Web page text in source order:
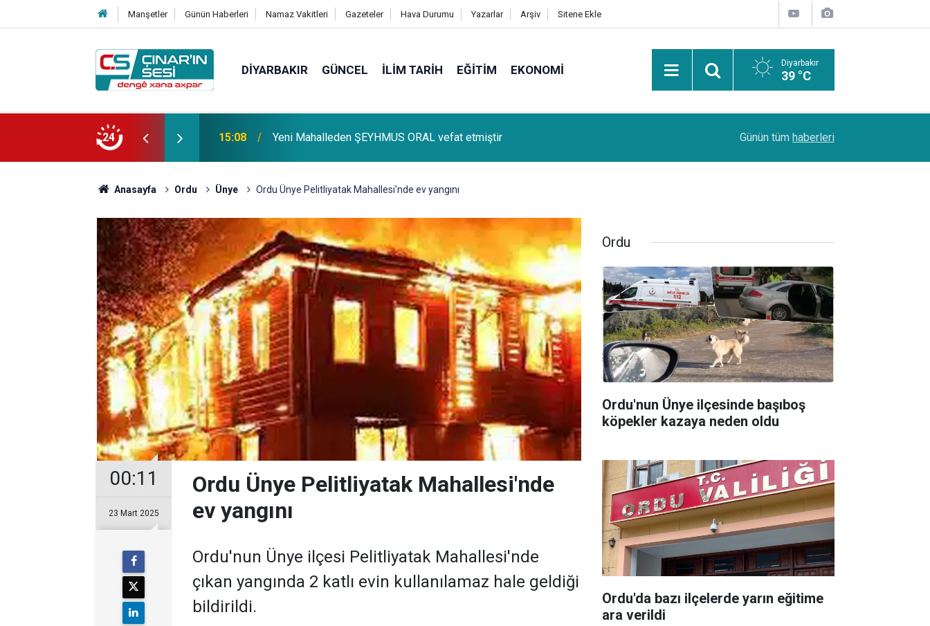
Manşetler Günün Haberleri Namaz Vakitleri Gazeteler Hava Durumu Yazarlar Arşiv Sitene Ekle
DIYARBAKIR GÜNCEL İLIM TARIH EĞITIM EKONOMI Diyarbakır
39 °C
24 14:51 Çınar ilçemize bağlı Kûrik Köyünden MEYRİ GÜL vefat etmiştir
kanserlerine de yol açabilir
Günün tüm haberleri
Anasayfa Ordu Ünye Ordu Ünye Pelitliyatak Mahallesi'nde ev yangını
00:11
23 Mart 2025
Ordu Ünye Pelitliyatak Mahallesi'nde
ev yangını
Ordu'nun Ünye ilçesi Pelitliyatak Mahallesi'nde
çıkan yangında 2 katlı evin kullanılamaz hale geldiği
bildirildi.
Ordu
Ordu'nun Ünye ilçesinde başıboş
köpekler kazaya neden oldu
Ordu'da bazı ilçelerde yarın eğitime
ara verildi